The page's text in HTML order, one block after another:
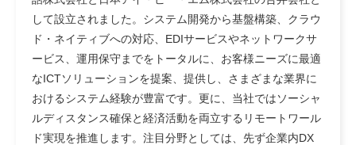
して設立されました。システム開発から基盤構築、クラウ
ド・ネイティブへの対応、EDIサービスやネットワークサ
ービス、運用保守までをトータルに、お客様ニーズに最適
なICTソリューションを提案、提供し、さまざまな業界に
おけるシステム経験が豊富です。更に、当社ではソーシャ
ルディスタンス確保と経済活動を両立するリモートワール
ド実現を推進します。注目分野としては、先ず企業内DX